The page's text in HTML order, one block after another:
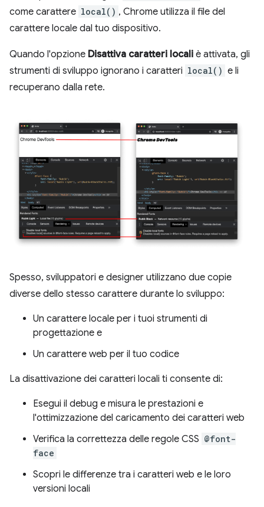
come carattere local() , Chrome utilizza il file del
carattere locale dal tuo dispositivo.
Quando l'opzione Disattiva caratteri locali è attivata, gli
strumenti di sviluppo ignorano i caratteri local() e li
recuperano dalla rete.
Spesso, sviluppatori e designer utilizzano due copie
diverse dello stesso carattere durante lo sviluppo:
Un carattere locale per i tuoi strumenti di
progettazione e
Un carattere web per il tuo codice
La disattivazione dei caratteri locali ti consente di:
Esegui il debug e misura le prestazioni e
l'ottimizzazione del caricamento dei caratteri web
Verifica la correttezza delle regole CSS @font-
face
Scopri le differenze tra i caratteri web e le loro
versioni locali